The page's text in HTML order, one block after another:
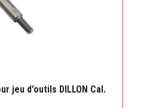
jeu d'outils DILLON Cal.